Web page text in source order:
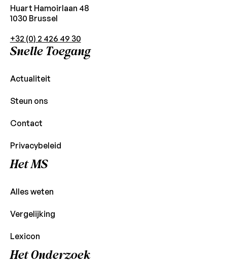
Huart Hamoirlaan 48
1030 Brussel
+32 (0) 2 426 49 30
Snelle Toegang
Actualiteit
Steun ons
Contact
Privacybeleid
Het MS
Alles weten
Vergelijking
Lexicon
Het Onderzoek